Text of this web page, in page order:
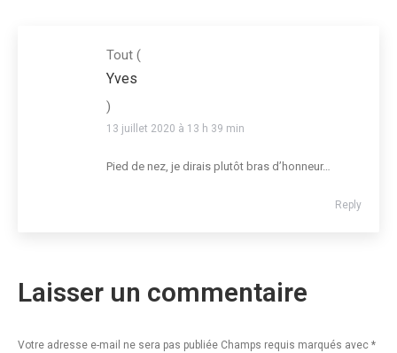
Tout (
Yves
)
13 juillet 2020 à 13 h 39 min
Pied de nez, je dirais plutôt bras d’honneur…
Reply
Laisser un commentaire
Votre adresse e-mail ne sera pas publiée Champs requis marqués avec *